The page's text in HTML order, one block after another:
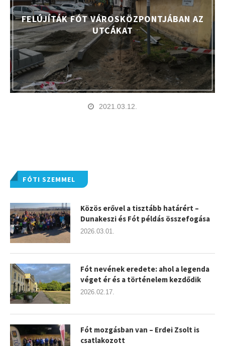
FELÚJÍTÁK FÓT VÁROSKÖZPONTJÁBAN AZ
UTCÁKAT
2021.03.12.
FÓTI SZEMMEL
Közös erővel a tisztább határért –
Dunakeszi és Fót példás összefogása
2026.03.01.
Fót nevének eredete: ahol a legenda
véget ér és a történelem kezdődik
2026.02.17.
Fót mozgásban van – Erdei Zsolt is
csatlakozott